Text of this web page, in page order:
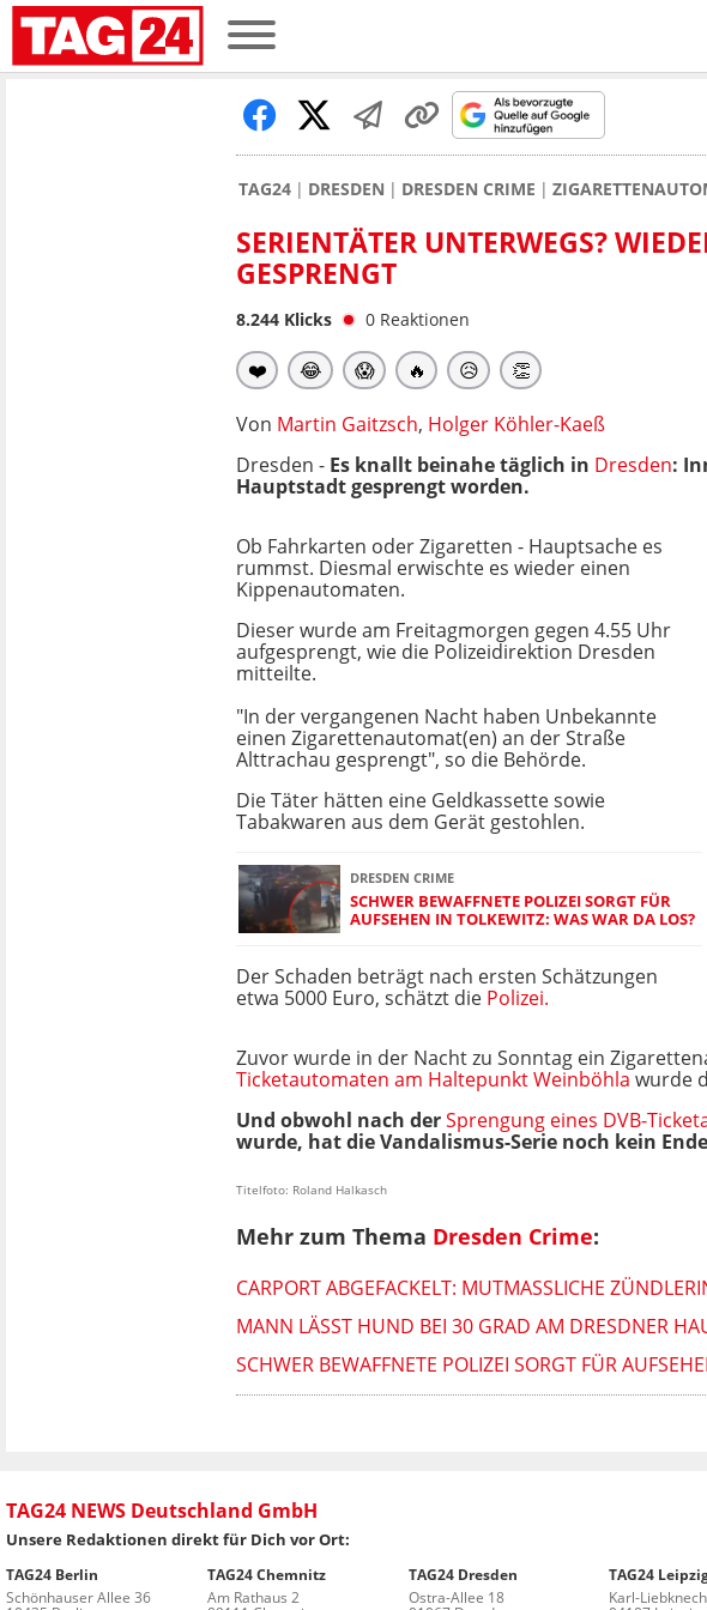
TAG24 DRESDEN DRESDEN CRIME
SERIENTÄTER UNTERWEGS?
GESPRENGT
8.244 Klicks 0 Reaktionen
❤️ 😂 😱 🔥 😥 👏
Von Martin Gaitzsch, Holger Köhler-Kaeß
Dresden - Es knallt beinahe täglich in Dresden:
Hauptstadt gesprengt worden.
Ob Fahrkarten oder Zigaretten - Hauptsache es
rummst. Diesmal erwischte es wieder einen
Kippenautomaten.
Dieser wurde am Freitagmorgen gegen 4.55 Uhr
aufgesprengt, wie die Polizeidirektion Dresden
mitteilte.
"In der vergangenen Nacht haben Unbekannte
einen Zigarettenautomat(en) an der Straße
Alttrachau gesprengt", so die Behörde.
Die Täter hätten eine Geldkassette sowie
Tabakwaren aus dem Gerät gestohlen.
DRESDEN CRIME
SCHWER BEWAFFNETE POLIZEI SORGT FÜR
AUFSEHEN IN TOLKEWITZ: WAS WAR DA LOS?
Der Schaden beträgt nach ersten Schätzungen
etwa 5000 Euro, schätzt die Polizei.
Zuvor wurde in der Nacht zu Sonntag ein
Ticketautomaten am Haltepunkt Weinböhla wurde
Und obwohl nach derSprengung eines DVB-
wurde, hat die Vandalismus-Serie noch kein
Titelfoto: Roland Halkasch
Mehr zum Thema Dresden Crime:
CARPORT ABGEFACKELT: MUTMASSLICHE
MANN LÄSST HUND BEI 30 GRAD AM DRESDNER
SCHWER BEWAFFNETE POLIZEI SORGT FÜR
TAG24 NEWS Deutschland GmbH
Unsere Redaktionen direkt für Dich vor Ort:
TAG24 Berlin
Schönhauser Allee 36
TAG24 Chemnitz
Am Rathaus 2
TAG24 Dresden
Ostra-Allee 18
TAG24
Karl-